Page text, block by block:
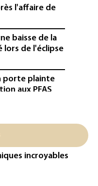
l'affaire de
baisse de la
de l'éclipse
porte plainte
aux PFAS
fin juillet, la
la
incroyables